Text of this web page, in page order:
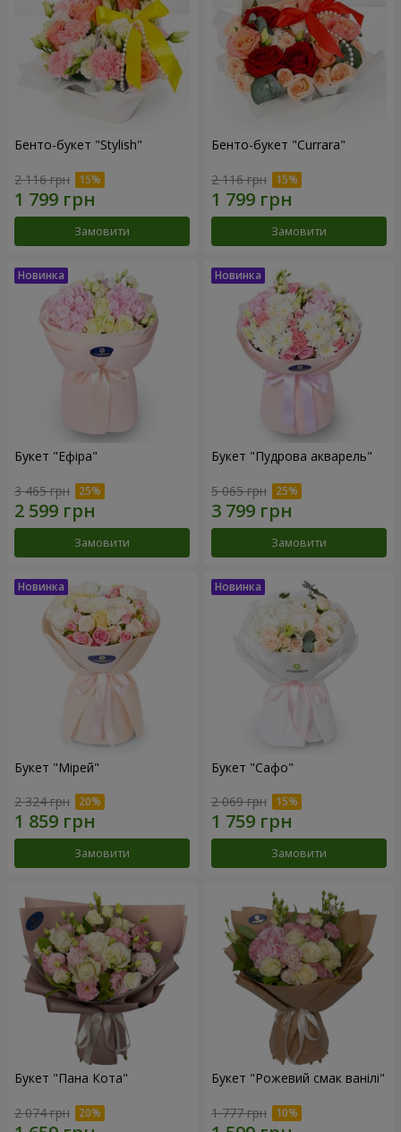
Бенто-букет "Stylish"
2 116 грн
Замовити
Бенто-букет "Currara"
2 116 грн
Замовити
Букет "Ефіра"
3 465 грн
Замовити
Букет "Пудрова акварель"
5 065 грн
Замовити
Букет "Мірей"
2 324 грн
Замовити
Букет "Сафо"
2 069 грн
Замовити
Букет "Пана Кота"
2 074 грн
Букет "Рожевий смак ванілі"
1 777 грн